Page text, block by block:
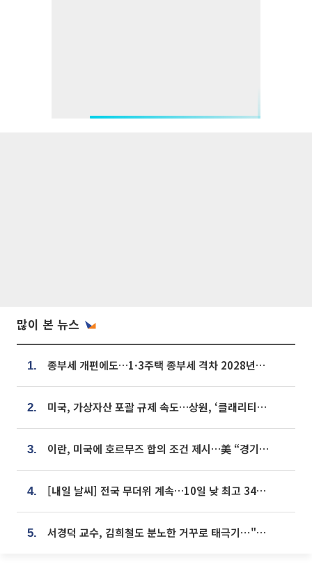
많이 본 뉴스
1. 종부세 개편에도…1·3주택 종부세 격차 2028년부터 확대
2. 미국, 가상자산 포괄 규제 속도…상원, ‘클래리티법’ 9월 절차투표 추진
3. 이란, 미국에 호르무즈 합의 조건 제시…美 “경기 아직 안 끝나” [종합]
4. [내일 날씨] 전국 무더위 계속…10일 낮 최고 34도 육박
5. 서경덕 교수, 김희철도 분노한 거꾸로 태극기⋯"엉터리는 아냐, 아쉬울 뿐"